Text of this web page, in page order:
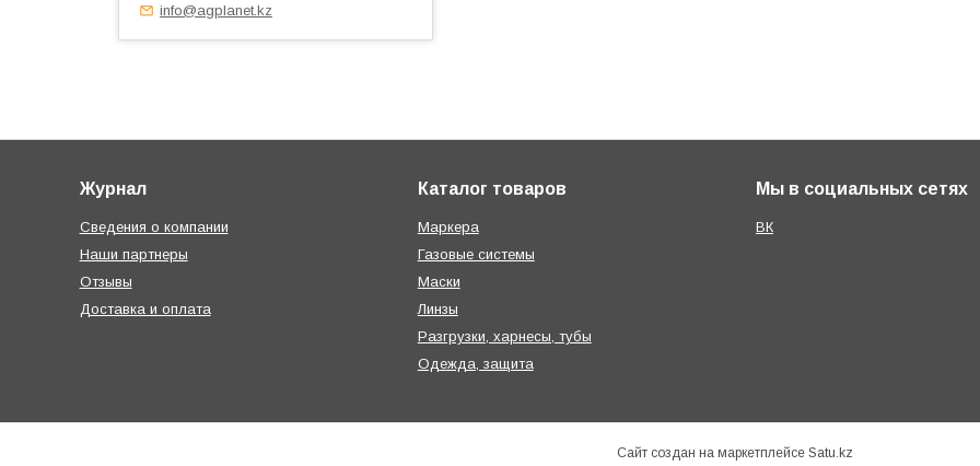
info@agplanet.kz
Журнал
Сведения о компании
Наши партнеры
Отзывы
Доставка и оплата
Каталог товаров
Маркера
Газовые системы
Маски
Линзы
Разгрузки, харнесы, тубы
Одежда, защита
Мы в социальных сетях
ВК
Сайт создан на маркетплейсе Satu.kz